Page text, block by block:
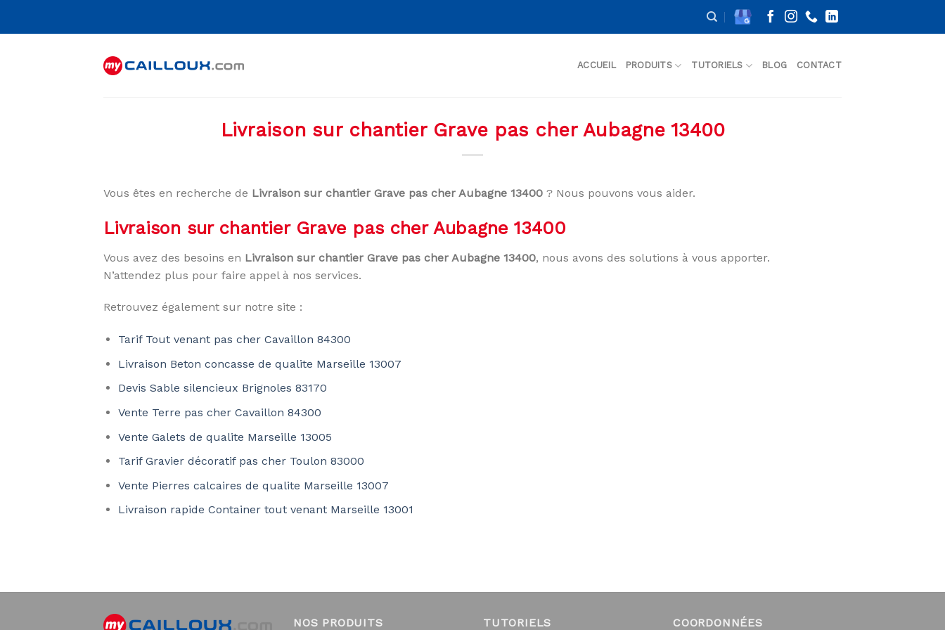
ACCUEIL PRODUITS TUTORIELS BLOG CONTACT
Livraison sur chantier Grave pas cher Aubagne 13400
Vous êtes en recherche de Livraison sur chantier Grave pas cher Aubagne 13400 ? Nous pouvons vous aider.
Livraison sur chantier Grave pas cher Aubagne 13400
Vous avez des besoins en Livraison sur chantier Grave pas cher Aubagne 13400, nous avons des solutions à vous apporter.
N’attendez plus pour faire appel à nos services.
Retrouvez également sur notre site :
Tarif Tout venant pas cher Cavaillon 84300
Livraison Beton concasse de qualite Marseille 13007
Devis Sable silencieux Brignoles 83170
Vente Terre pas cher Cavaillon 84300
Vente Galets de qualite Marseille 13005
Tarif Gravier décoratif pas cher Toulon 83000
Vente Pierres calcaires de qualite Marseille 13007
Livraison rapide Container tout venant Marseille 13001
NOS PRODUITS TUTORIELS COORDONNÉES